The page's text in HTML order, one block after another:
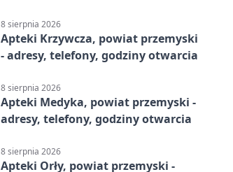
8 sierpnia 2026
Apteki Krzywcza, powiat przemyski
- adresy, telefony, godziny otwarcia
8 sierpnia 2026
Apteki Medyka, powiat przemyski -
adresy, telefony, godziny otwarcia
8 sierpnia 2026
Apteki Orły, powiat przemyski -